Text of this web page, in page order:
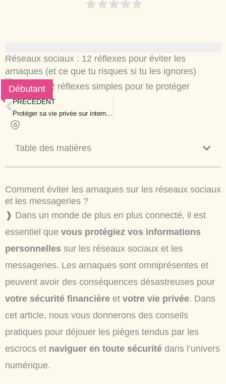
Réseaux sociaux : 12 réflexes pour éviter les
arnaques (et ce que tu risques si tu les ignores)
Débutant
Prev
PRÉCÉDENT
Table des matières
Comment éviter les arnaques sur les réseaux sociaux
et les messageries ?
❱ Dans un monde de plus en plus connecté, il est
essentiel que vous protégiez vos informations
personnelles sur les réseaux sociaux et les
messageries. Les arnaques sont omniprésentes et
peuvent avoir des conséquences désastreuses pour
votre sécurité financière et votre vie privée. Dans
cet article, nous vous donnerons des conseils
pratiques pour déjouer les pièges tendus par les
escrocs et naviguer en toute sécurité dans l’univers
numérique.